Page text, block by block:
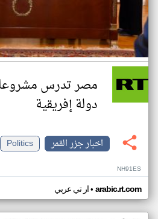
مصر تدرس
دولة إفريقية
اخبار جزر القمر
Politics
NH91ES
ار تي عربي• arabic.rt.com